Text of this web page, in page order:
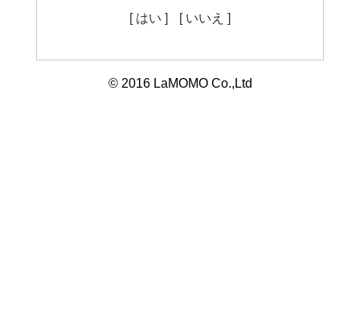
[ はい ] [ いいえ ]
© 2016 LaMOMO Co.,Ltd